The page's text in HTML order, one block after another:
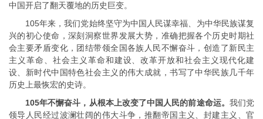
中国开启了翻天覆地的历史巨变。
105年来，我们党始终坚守为中国人民谋幸福、为中华民族谋复
兴的初心使命，深刻洞察世界发展大势，准确把握各个历史时期社
会主要矛盾变化，团结带领全国各族人民不懈奋斗，创造了新民主
主义革命、社会主义革命和建设、改革开放和社会主义现代化建
设、新时代中国特色社会主义的伟大成就，书写了中华民族几千年
历史上最恢宏的史诗。
105年不懈奋斗，从根本上改变了中国人民的前途命运。 我们党
领导人民经过波澜壮阔的伟大斗争，推翻帝国主义、封建主义、官